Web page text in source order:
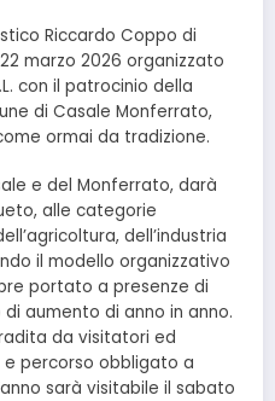
Riccardo Coppo di
marzo 2026 organizzato
con il patrocinio della
di Casale Monferrato,
ormai da tradizione.
e del Monferrato, darà
alle categorie
dell’industria
il modello organizzativo
portato a presenze di
aumento di anno in anno.
da visitatori ed
percorso obbligato a
sarà visitabile il sabato